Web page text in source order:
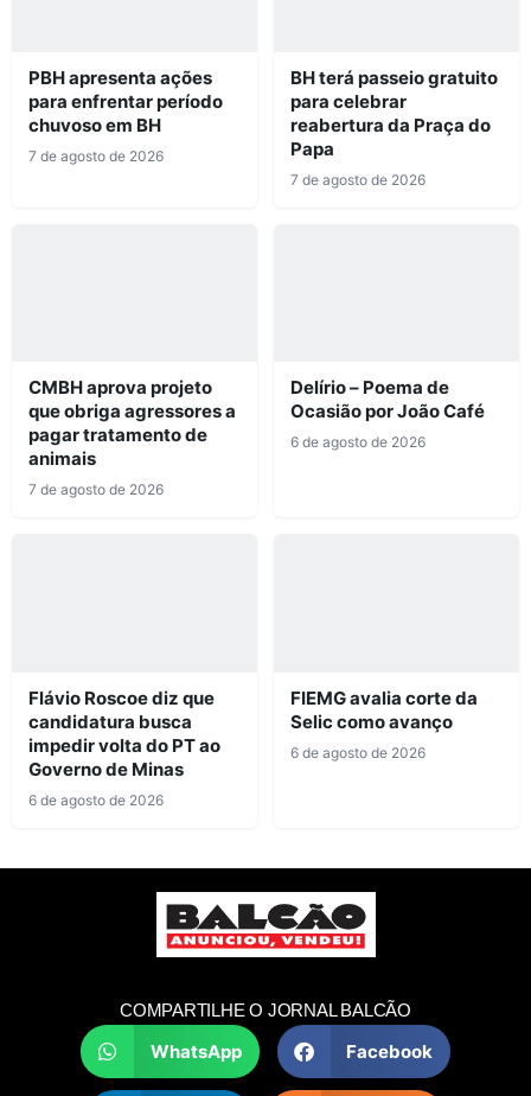
PBH apresenta ações
para enfrentar período
chuvoso em BH
7 de agosto de 2026
BH terá passeio gratuito
para celebrar
reabertura da Praça do
Papa
7 de agosto de 2026
CMBH aprova projeto
que obriga agressores a
pagar tratamento de
animais
7 de agosto de 2026
Delírio – Poema de
Ocasião por João Café
6 de agosto de 2026
Flávio Roscoe diz que
candidatura busca
impedir volta do PT ao
Governo de Minas
6 de agosto de 2026
FIEMG avalia corte da
Selic como avanço
6 de agosto de 2026
COMPARTILHE O JORNAL BALCÃO
WhatsApp Facebook